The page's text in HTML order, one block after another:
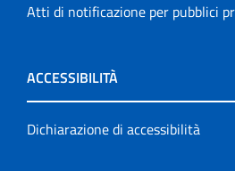
Atti di notificazione per pubblici
ACCESSIBILITÀ
Dichiarazione di accessibilità